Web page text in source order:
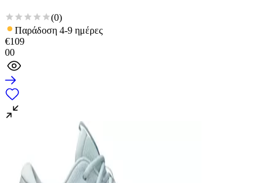
(0)
Παράδοση 4-9 ημέρες
€109
00